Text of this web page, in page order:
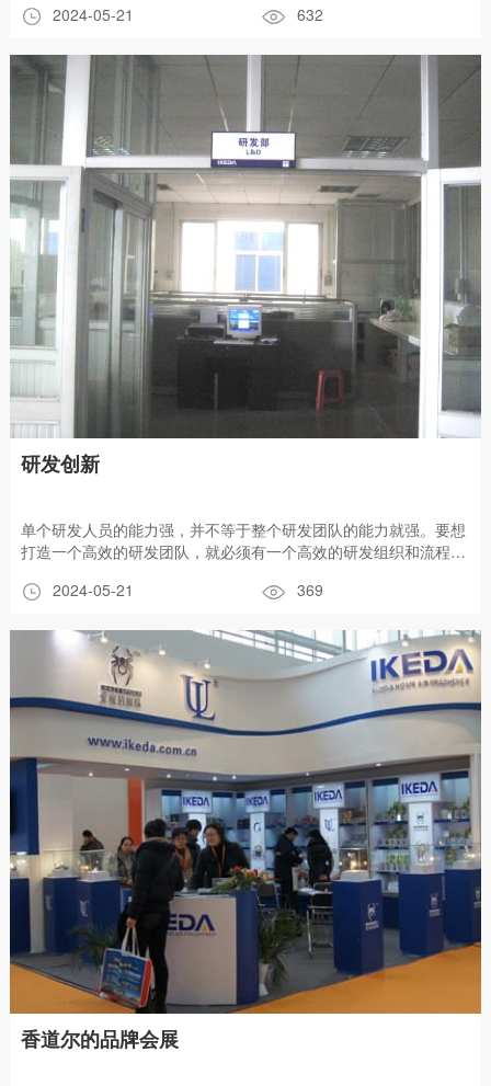
2024-05-21 632
研发创新
单个研发人员的能力强，并不等于整个研发团队的能力就强。要想
打造一个高效的研发团队，就必须有一个高效的研发组织和流程，
效的研发组织是确保企业高效运作的基础，合理的组织结构，清晰
组织运行的制度和相关支撑体系。
2024-05-21 369
香道尔的品牌会展